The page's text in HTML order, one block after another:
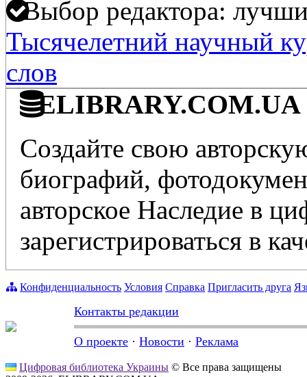
Выбор редактора:
Тысячелетний научный
слов
ELIBRARY.COM.UA
Создайте свою
биографий,
авторское Наследие в
зарегистрироваться в
Конфиденциальность Условия Справка Пригласить друга
Контакты редакции
О проекте · Новости · Реклама
Цифровая библиотека Украины © Все права защищены